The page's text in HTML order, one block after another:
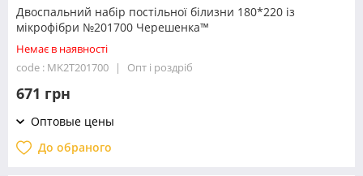
Двоспальний набір постільної білизни 180*220 із
мікрофібри №201700 Черешенка™
Немає в наявності
code : MK2T201700
Опт і роздріб
671 грн
Оптовые цены
До обраного